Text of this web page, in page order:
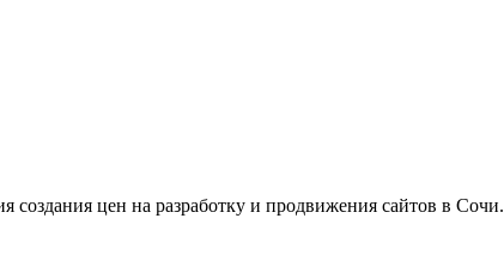
цен на разработку и продвижения сайтов в Сочи.